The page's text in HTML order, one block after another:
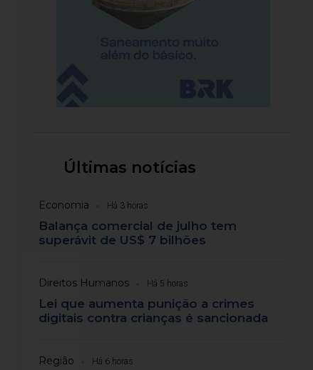
Últimas notícias
Economia Há 3 horas
Balança comercial de julho tem
superávit de US$ 7 bilhões
Direitos Humanos Há 5 horas
Lei que aumenta punição a crimes
digitais contra crianças é sancionada
Região Há 6 horas